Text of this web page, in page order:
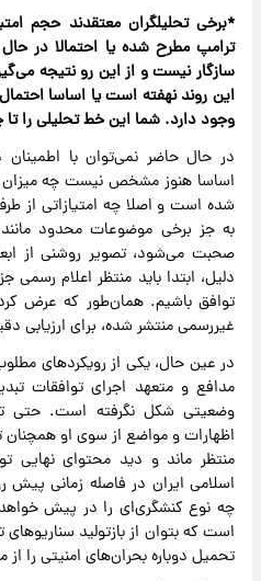
*برخی تحلیلگران معتقدند حجم
ترامپ مطرح شده یا احتمالا در
سازگار نیست و از این رو نتیجه
این روند نهفته است یا اساسا
وجود دارد. شما این خط تحلیلی را تا
در حال حاضر نمی‌توان با
اساسا هنوز مشخص نیست چه میزان
شده است و اصلا چه امتیازاتی از
به جز برخی موضوعات محدود مانند
صحبت می‌شود، تصویر روشنی از
دلیل، ابتدا باید منتظر اعلام
توافق باشیم. همان‌طور که عرض
غیررسمی منتشر شده، برای ارزیابی
در عین حال، یکی از رویکردهای
مدافع و متعهد اجرای توافقات
وضعیتی شکل نگرفته است. حتی
اظهارات و مواضع از سوی او همچنان
منتظر ماند و دید محتوای
اسلامی ایران در فاصله زمانی پیش
چه نوع کنشگری‌ای را در پیش
است که بتوان از بازتولید
تحمیل دوباره بحران‌های امنیتی را از